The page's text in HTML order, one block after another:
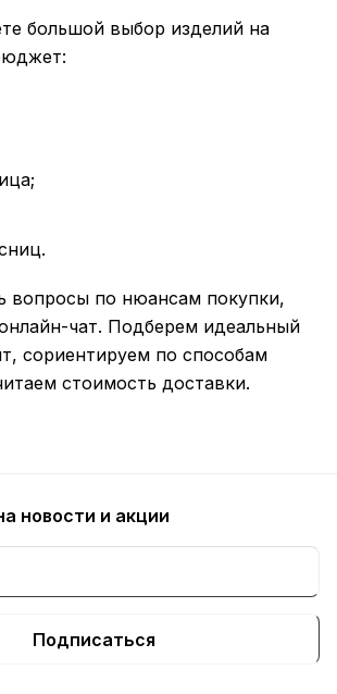
большой выбор изделий на
вопросы по нюансам покупки,
чат. Подберем идеальный
сориентируем по способам
стоимость доставки.
новости и акции
Подписаться